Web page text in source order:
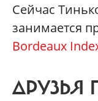
Сейчас
занимается
Bordeaux
ДРУЗЬЯ